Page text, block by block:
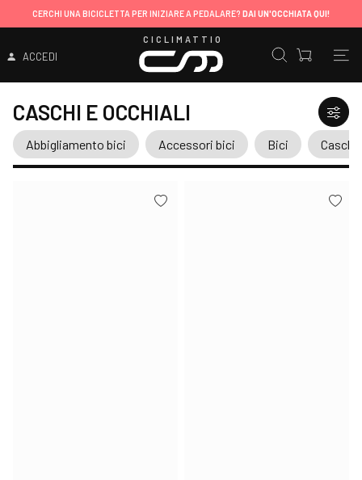
CERCHI UNA BICICLETTA PER INIZIARE A PEDALARE? DAI UN'OCCHIATA QUI!
ACCEDI
CICLIMATTIO
CASCHI E OCCHIALI
Abbigliamento bici Accessori bici Bici Caschi